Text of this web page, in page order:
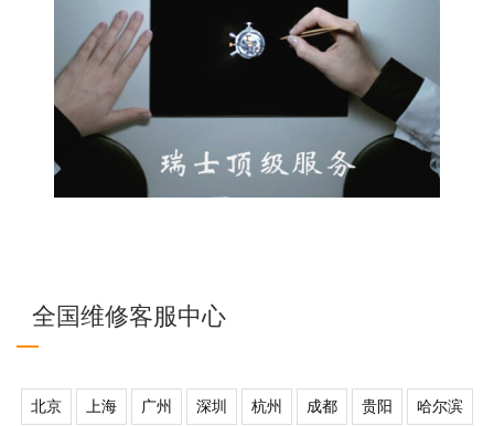
全国维修客服中心
北京 上海 广州 深圳 杭州 成都 贵阳 哈尔滨